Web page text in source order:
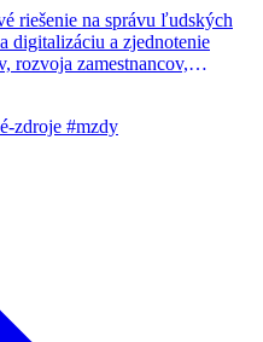
riešenie na správu ľudských
digitalizáciu a zjednotenie
rozvoja zamestnancov,
zdroje #mzdy